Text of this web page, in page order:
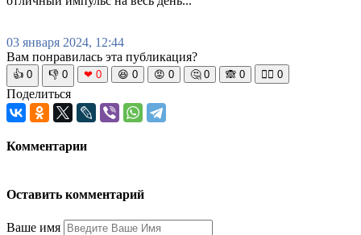
03 января 2024, 12:44
Вам понравилась эта публикация?
👍 0 👎 0 ❤ 0 😆 0 😡 0 🤔 0 🙈 0 🧘‍♀️ 0
Поделиться
Комментарии
Оставить комментарий
Ваше имя